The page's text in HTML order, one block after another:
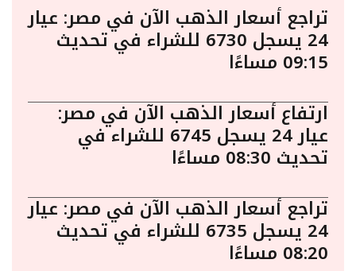
تراجع أسعار الذهب الآن في مصر: عيار
24 يسجل 6730 للشراء في تحديث
09:15 مساءًا
ارتفاع أسعار الذهب الآن في مصر:
عيار 24 يسجل 6745 للشراء في
تحديث 08:30 مساءًا
تراجع أسعار الذهب الآن في مصر: عيار
24 يسجل 6735 للشراء في تحديث
08:20 مساءًا